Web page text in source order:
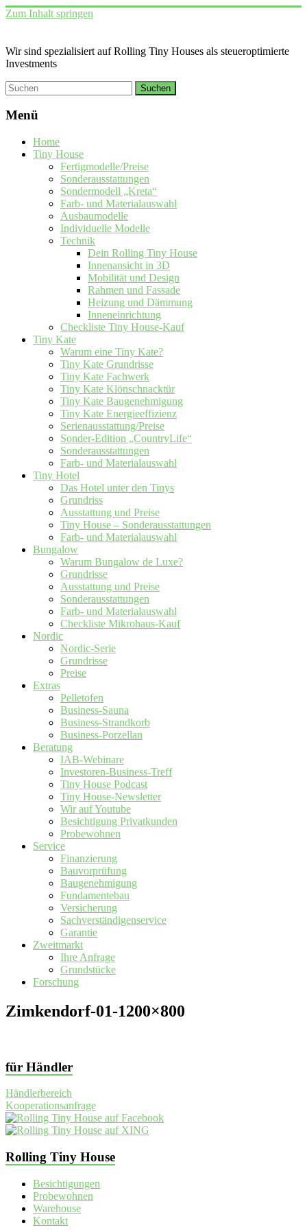
Zum Inhalt springen
Wir sind spezialisiert auf Rolling Tiny Houses als steueroptimierte
Investments
Menü
Home
Tiny House
Fertigmodelle/Preise
Sonderausstattungen
Sondermodell „Kreta“
Farb- und Materialauswahl
Ausbaumodelle
Individuelle Modelle
Technik
Dein Rolling Tiny House
Innenansicht in 3D
Mobilität und Design
Rahmen und Fassade
Heizung und Dämmung
Inneneinrichtung
Checkliste Tiny House-Kauf
Tiny Kate
Warum eine Tiny Kate?
Tiny Kate Grundrisse
Tiny Kate Fachwerk
Tiny Kate Klönschnacktür
Tiny Kate Baugenehmigung
Tiny Kate Energieeffizienz
Serienausstattung/Preise
Sonder-Edition „CountryLife“
Sonderausstattungen
Farb- und Materialauswahl
Tiny Hotel
Das Hotel unter den Tinys
Grundriss
Ausstattung und Preise
Tiny House – Sonderausstattungen
Farb- und Materialauswahl
Bungalow
Warum Bungalow de Luxe?
Grundrisse
Ausstattung und Preise
Sonderausstattungen
Farb- und Materialauswahl
Checkliste Mikrohaus-Kauf
Nordic
Nordic-Serie
Grundrisse
Preise
Extras
Pelletofen
Business-Sauna
Business-Strandkorb
Business-Porzellan
Beratung
IAB-Webinare
Investoren-Business-Treff
Tiny House Podcast
Tiny House-Newsletter
Wir auf Youtube
Besichtigung Privatkunden
Probewohnen
Service
Finanzierung
Bauvorprüfung
Baugenehmigung
Fundamentebau
Versicherung
Sachverständigenservice
Garantie
Zweitmarkt
Ihre Anfrage
Grundstücke
Forschung
Zimkendorf-01-1200×800
für Händler
Händlerbereich
Kooperationsanfrage
Rolling Tiny House
Besichtigungen
Probewohnen
Warehouse
Kontakt